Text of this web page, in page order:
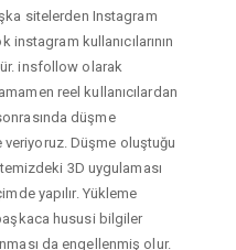
sitelerden Instagram
kullanıcılarının
insfollow olarak
reel kullanıcılardan
düşme
Düşme oluştuğu
3D uygulaması
yapılır. Yükleme
hususi bilgiler
da engellenmiş olur.